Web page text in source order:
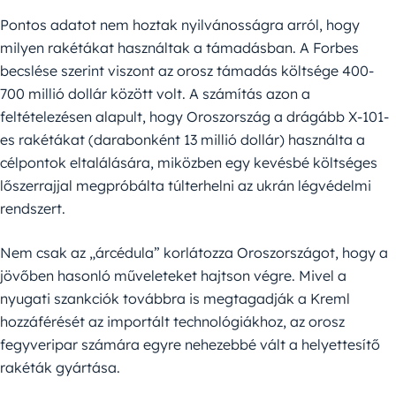
Pontos adatot nem hoztak nyilvánosságra arról, hogy
milyen rakétákat használtak a támadásban. A Forbes
becslése szerint viszont az orosz támadás költsége 400-
700 millió dollár között volt. A számítás azon a
feltételezésen alapult, hogy Oroszország a drágább X-101-
es rakétákat (darabonként 13 millió dollár) használta a
célpontok eltalálására, miközben egy kevésbé költséges
lőszerrajjal megpróbálta túlterhelni az ukrán légvédelmi
rendszert.
Nem csak az „árcédula” korlátozza Oroszországot, hogy a
jövőben hasonló műveleteket hajtson végre. Mivel a
nyugati szankciók továbbra is megtagadják a Kreml
hozzáférését az importált technológiákhoz, az orosz
fegyveripar számára egyre nehezebbé vált a helyettesítő
rakéták gyártása.